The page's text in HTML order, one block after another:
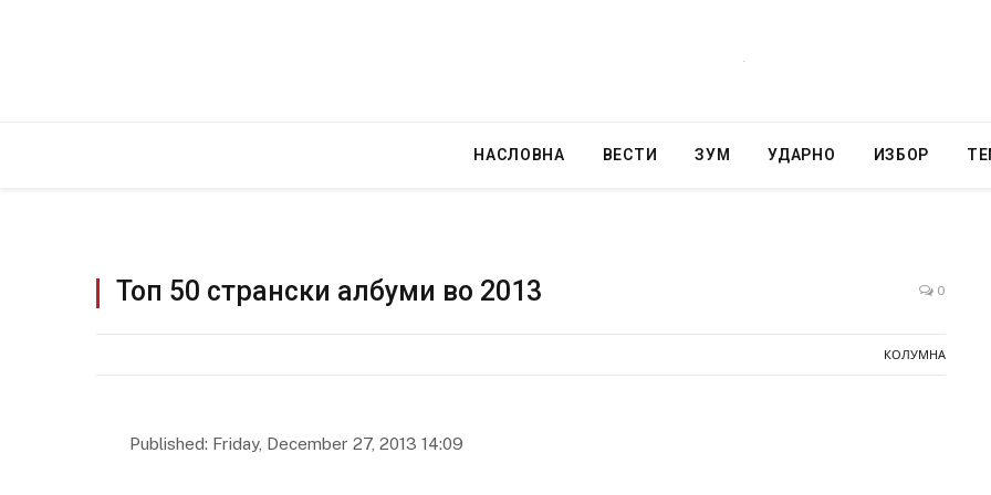
НАСЛОВНА ВЕСТИ ЗУМ УДАРНО ИЗБОР
Топ 50 странски албуми во 2013 0
КОЛУМНА
Published: Friday, December 27, 2013 14:09